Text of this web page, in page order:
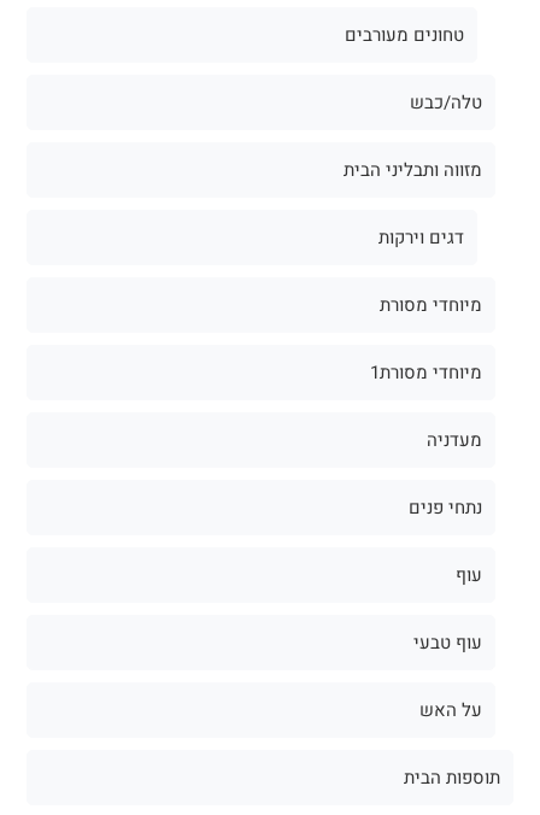
טחונים מעורבים
טלה/כבש
מזווה ותבליני הבית
דגים וירקות
מיוחדי מסורת
מיוחדי מסורת1
מעדניה
נתחי פנים
עוף
עוף טבעי
על האש
תוספות הבית